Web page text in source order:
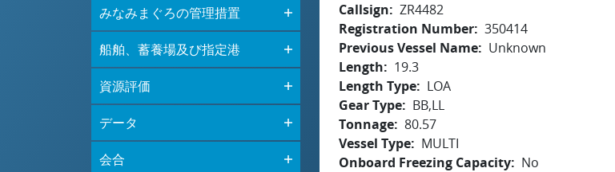
みなみまぐろの管理措置
船舶、蓄養場及び指定港
資源評価
データ
会合
Callsign
ZR4482
Registration Number 350414
Previous Vessel Name
Unknown
Length
19.3
Length Type
LOA
Gear Type
BB,LL
Tonnage 80.57
Vessel Type
MULTI
Onboard Freezing Capacity
No